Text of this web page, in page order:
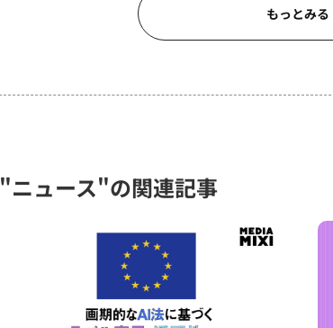
もっとみる
"ニュース"の関連記事